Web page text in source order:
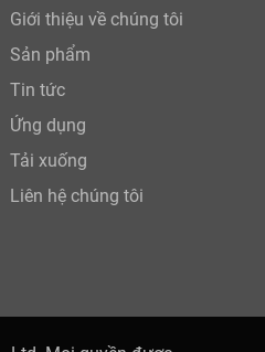
Giới thiệu về chúng tôi
Sản phẩm
Tin tức
Ứng dụng
Tải xuống
Liên hệ chúng tôi